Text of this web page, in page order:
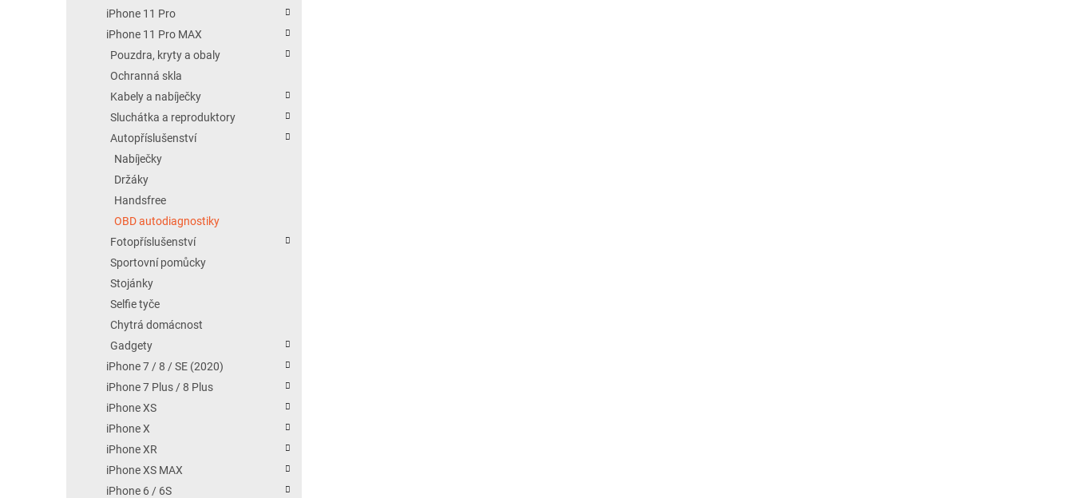
iPhone 11 Pro
iPhone 11 Pro MAX
Pouzdra, kryty a obaly
Ochranná skla
Kabely a nabíječky
Sluchátka a reproduktory
Autopříslušenství
Nabíječky
Držáky
Handsfree
OBD autodiagnostiky
Fotopříslušenství
Sportovní pomůcky
Stojánky
Selfie tyče
Chytrá domácnost
Gadgety
iPhone 7 / 8 / SE (2020)
iPhone 7 Plus / 8 Plus
iPhone XS
iPhone X
iPhone XR
iPhone XS MAX
iPhone 6 / 6S